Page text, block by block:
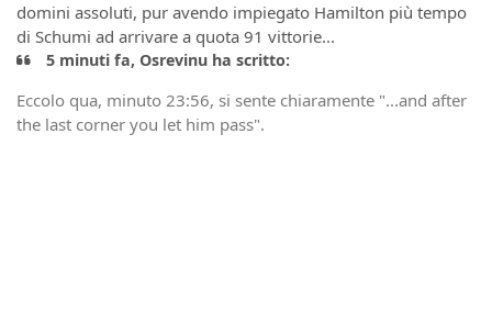
domini assoluti, pur avendo impiegato Hamilton più tempo
di Schumi ad arrivare a quota 91 vittorie...
5 minuti fa, Osrevinu ha scritto:
Eccolo qua, minuto 23:56, si sente chiaramente "...and after
the last corner you let him pass".